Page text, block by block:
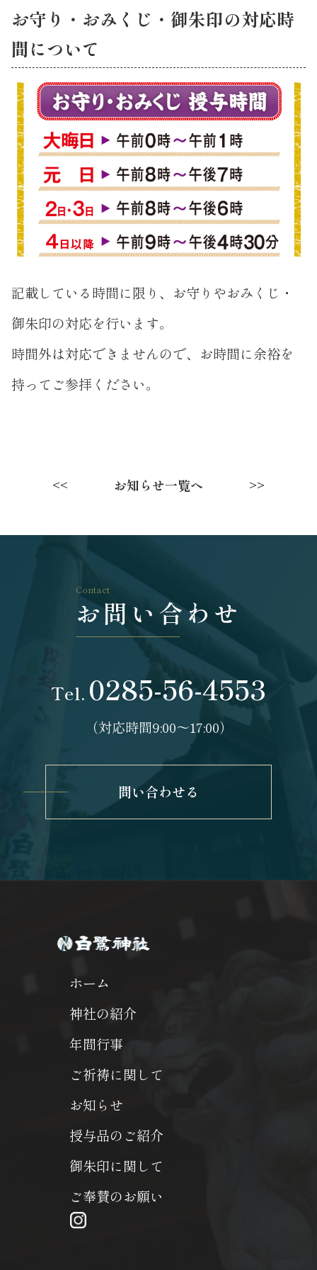
お守り・おみくじ・御朱印の対応時
間について
記載している時間に限り、お守りやおみくじ・
御朱印の対応を行います。
時間外は対応できませんので、お時間に余裕を
持ってご参拝ください。
<< お知らせ一覧へ >>
お問い合わせ
Contact
Tel. 0285-56-4553
（対応時間9:00〜17:00）
問い合わせる
ホーム
神社の紹介
年間行事
ご祈祷に関して
お知らせ
授与品のご紹介
御朱印に関して
ご奉賛のお願い